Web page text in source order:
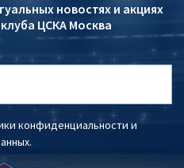
новостях и акциях
ЦСКА Москва
конфиденциальности и
.